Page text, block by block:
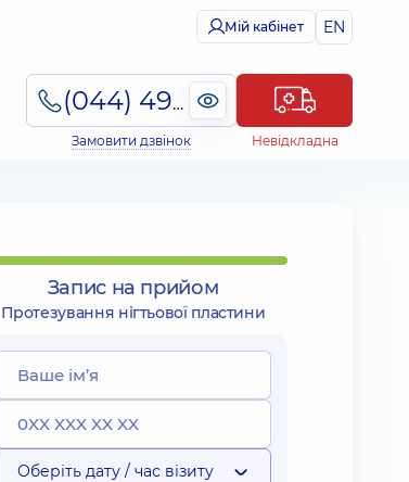
Мій кабінет EN
(044) 495-2-888
Замовити дзвінок Невідкладна
Запис на прийом
Протезування нігтьової пластини
Оберіть дату / час візиту